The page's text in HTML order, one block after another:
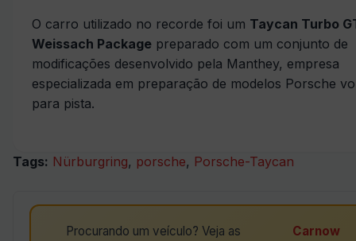
O carro utilizado no recorde foi um Taycan Turbo
Weissach Package preparado com um conjunto de
modificações desenvolvido pela Manthey, empresa
especializada em preparação de modelos Porsche
para pista.
Tags: Nürburgring, porsche, Porsche-Taycan
Procurando um veículo? Veja as
Carnow